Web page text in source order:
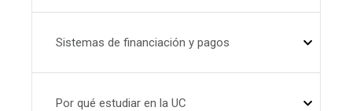
Sistemas de financiación y pagos
Por qué estudiar en la UC